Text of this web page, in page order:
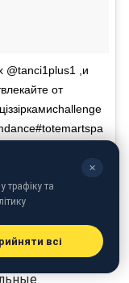
@tanci1plus1 ,и
от
on
"Танці з зірками"
ли Слава
✕
трафіку та
всі